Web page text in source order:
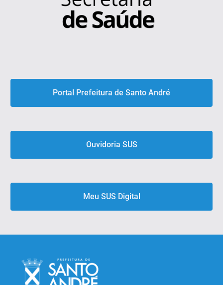
Portal Prefeitura de Santo André
Ouvidoria SUS
Meu SUS Digital